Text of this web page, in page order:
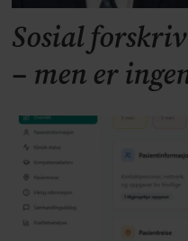
Sosial
– men er